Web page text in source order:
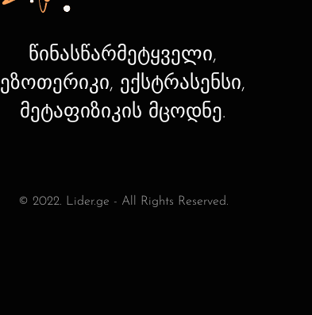
წინასწარმეტყველი,
ეზოთერიკი, ექსტრასენსი,
მეტაფიზიკის მცოდნე.
© 2022. Lider.ge - All Rights Reserved.